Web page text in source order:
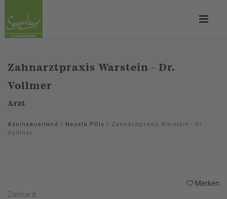
Zahnarztpraxis Warstein - Dr.
Vollmer
Arzt
#deinsauerland / Neusta POIs / Zahnarztpraxis Warstein - Dr.
Vollmer
Merken
Zahnarzt